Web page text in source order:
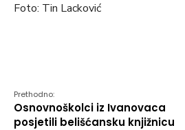
Foto: Tin Lacković
Prethodno:
Osnovnoškolci iz Ivanovaca
posjetili belišćansku knjižnicu